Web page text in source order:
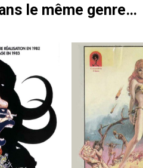
le même genre…